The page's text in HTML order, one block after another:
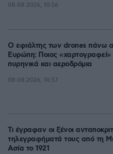
08.08.2026, 10:56
Ο εφιάλτης των drones πάνω
Ευρώπη: Ποιος «χαρτογραφεί»
πυρηνικά και αεροδρόμια
08.08.2026, 10:57
Τι έγραφαν οι ξένοι
τηλεγραφήματά τους από τη
Ασία το 1921